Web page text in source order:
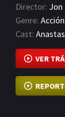
PELICULAS
tomar
simios como
Director: Jon
Genre: Acción
Cast:
Scott
VIEW
VER
REPORT